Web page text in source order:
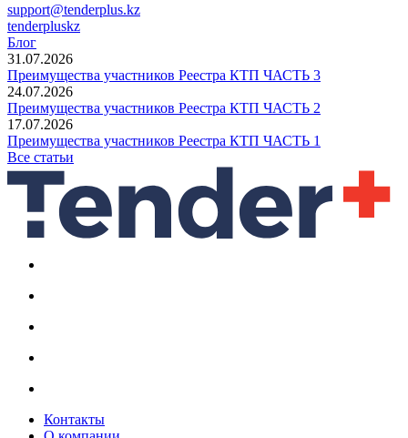
support@tenderplus.kz
tenderpluskz
Блог
31.07.2026
Преимущества участников Реестра КТП ЧАСТЬ 3
24.07.2026
Преимущества участников Реестра КТП ЧАСТЬ 2
17.07.2026
Преимущества участников Реестра КТП ЧАСТЬ 1
Все статьи
Контакты